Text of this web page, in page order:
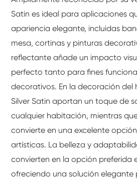
Satin es ideal para aplicaciones
apariencia elegante, incluidas
mesa, cortinas y pinturas
reflectante añade un impacto
perfecto tanto para fines
decorativos. En la decoración del
Silver Satin aportan un toque de
cualquier habitación, mientras
convierte en una excelente
artísticas. La belleza y
convierten en la opción preferida
ofreciendo una solución elegante